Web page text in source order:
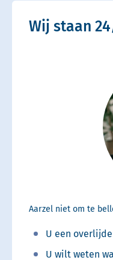
Wij staan
Aarzel niet om te
U een
U wilt weten